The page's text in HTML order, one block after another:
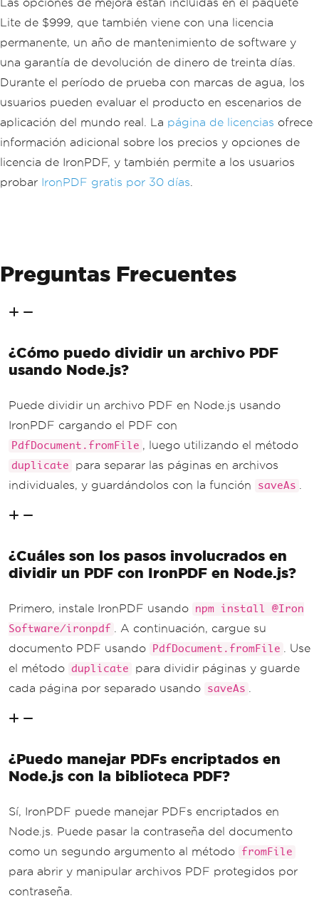
Las opciones de mejora están incluidas en el paquete
Lite de $999, que también viene con una licencia
permanente, un año de mantenimiento de software y
una garantía de devolución de dinero de treinta días.
Durante el período de prueba con marcas de agua, los
usuarios pueden evaluar el producto en escenarios de
aplicación del mundo real. La página de licencias ofrece
información adicional sobre los precios y opciones de
licencia de IronPDF, y también permite a los usuarios
probar IronPDF gratis por 30 días
Preguntas Frecuentes
¿Cómo puedo dividir un archivo PDF
usando Node.js?
Puede dividir un archivo PDF en Node.js usando
IronPDF cargando el PDF con
PdfDocument.fromFile , luego utilizando el método
duplicate
para separar las páginas en archivos
individuales, y guardándolos con la función
saveAs
¿Cuáles son los pasos involucrados en
dividir un PDF con IronPDF en Node.js?
Primero, instale IronPDF usando
npm install @Iron
Software/ironpdf
. A continuación, cargue su
documento PDF usando
PdfDocument.fromFile
. Use
el método duplicate
para dividir páginas y guarde
cada página por separado usando
saveAs
¿Puedo manejar PDFs encriptados en
Node.js con la biblioteca PDF?
Sí, IronPDF puede manejar PDFs encriptados en
Node.js. Puede pasar la contraseña del documento
como un segundo argumento al método
fromFile
para abrir y manipular archivos PDF protegidos por
contraseña.